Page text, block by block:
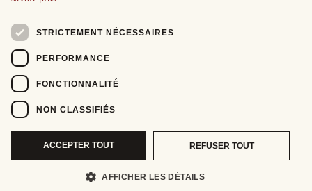
STRICTEMENT NÉCESSAIRES
PERFORMANCE
FONCTIONNALITÉ
NON CLASSIFIÉS
ACCEPTER TOUT REFUSER TOUT
AFFICHER LES DÉTAILS